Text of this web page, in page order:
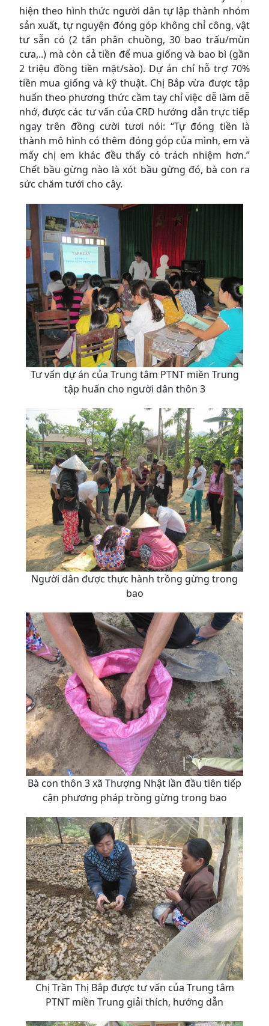
hiện theo hình thức người dân tự lập thành nhóm
sản xuất, tự nguyện đóng góp không chỉ công, vật
tư sẵn có (2 tấn phân chuồng, 30 bao trấu/mùn
cưa,..) mà còn cả tiền để mua giống và bao bì (gần
2 triệu đồng tiền mặt/sào). Dự án chỉ hỗ trợ 70%
tiền mua giống và kỹ thuật. Chị Bắp vừa được tập
huấn theo phương thức cầm tay chỉ việc dễ làm dễ
nhớ, được các tư vấn của CRD hướng dẫn trực tiếp
ngay trên đồng cười tươi nói: “Tự đóng tiền là
thành mô hình có thêm đóng góp của mình, em và
mấy chị em khác đều thấy có trách nhiệm hơn.”
Chết bầu gừng nào là xót bầu gừng đó, bà con ra
sức chăm tưới cho cây.
Tư vấn dự án của Trung tâm PTNT miền Trung
tập huấn cho người dân thôn 3
Người dân được thực hành trồng gừng trong
bao
Bà con thôn 3 xã Thượng Nhật lần đầu tiên tiếp
cận phương pháp trồng gừng trong bao
Chị Trần Thị Bắp được tư vấn của Trung tâm
PTNT miền Trung giải thích, hướng dẫn